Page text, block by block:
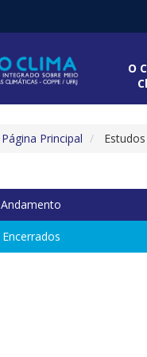
O
Página Principal
Andamento
Encerrados